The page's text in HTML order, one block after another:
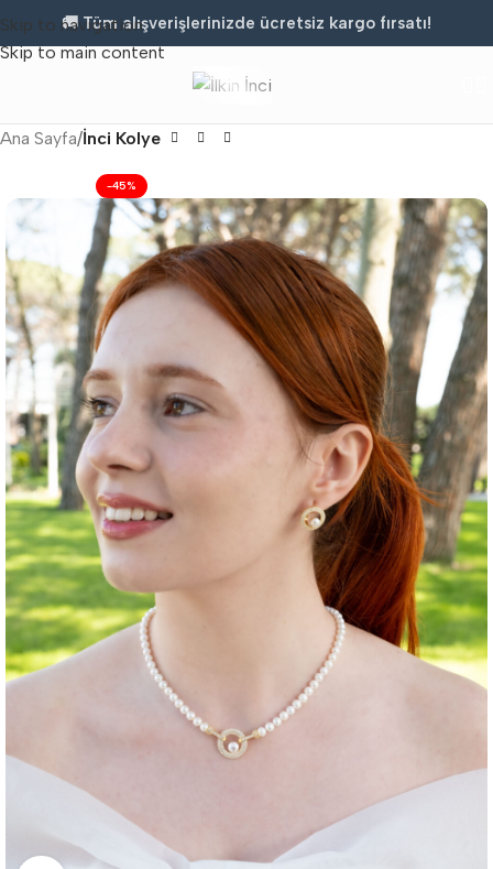
Skip to navigation
Skip to main content
🚚 Tüm alışverişlerinizde ücretsiz kargo fırsatı!
Ana Sayfa İnci Kolye
-45%